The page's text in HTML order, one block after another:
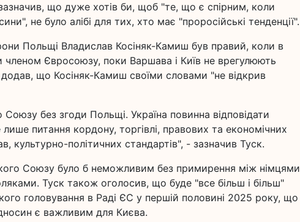
зазначив, що дуже хотів би, щоб "те, що є спірним, коли
не було алібі для тих, хто має "проросійські тенденції".
Польщі Владислав Косіняк-Камиш був правий, коли в
членом Євросоюзу, поки Варшава і Київ не врегулюють
додав, що Косіняк-Камиш своїми словами "не відкрив
без згоди Польщі. Україна повинна відповідати
питання кордону, торгівлі, правових та економічних
культурно-політичних стандартів", - зазначив Туск.
Союзу було б неможливим без примирення між німцями
Туск також оголосив, що буде "все більш і більш"
головування в Раді ЄС у першій половині 2025 року, що
є важливим для Києва.